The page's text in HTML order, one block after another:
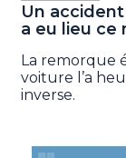
Un
a eu lieu ce
La remorque
voiture l’a
inverse.